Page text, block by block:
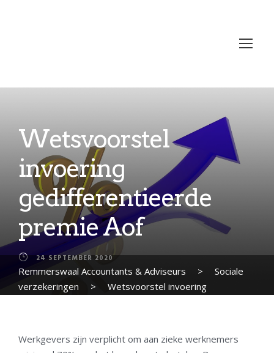
Wetsvoorstel
invoering
gedifferentieerde
premie Aof
24 SEPTEMBER 2020
Remmerswaal Accountants & Adviseurs >
Sociale
verzekeringen
>
Wetsvoorstel invoering
Werkgevers zijn verplicht om aan zieke werknemers